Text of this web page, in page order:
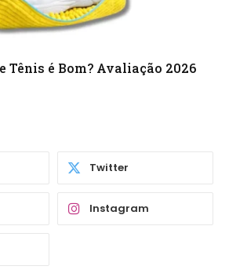
Tênis é Bom? Avaliação 2026
Twitter
Instagram